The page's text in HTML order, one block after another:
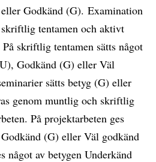
Godkänd (G). Examination
tentamen och aktivt
skriftlig tentamen sätts något
Godkänd (G) eller Väl
sätts betyg (G) eller
genom muntlig och skriftlig
På projektarbeten ges
(G) eller Väl godkänd
något av betygen Underkänd